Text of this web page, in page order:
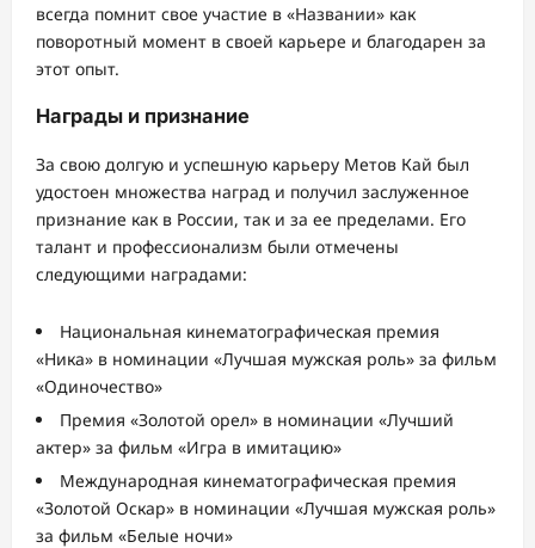
всегда помнит свое участие в «Названии» как
поворотный момент в своей карьере и благодарен за
этот опыт.
Награды и признание
За свою долгую и успешную карьеру Метов Кай был
удостоен множества наград и получил заслуженное
признание как в России, так и за ее пределами. Его
талант и профессионализм были отмечены
следующими наградами:
Национальная кинематографическая премия
«Ника» в номинации «Лучшая мужская роль» за фильм
«Одиночество»
Премия «Золотой орел» в номинации «Лучший
актер» за фильм «Игра в имитацию»
Международная кинематографическая премия
«Золотой Оскар» в номинации «Лучшая мужская роль»
за фильм «Белые ночи»